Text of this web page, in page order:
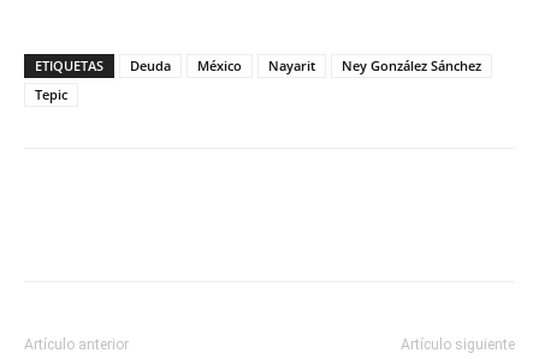
ETIQUETAS Deuda México Nayarit
Ney González Sánchez
Tepic
Artículo anterior Artículo siguiente